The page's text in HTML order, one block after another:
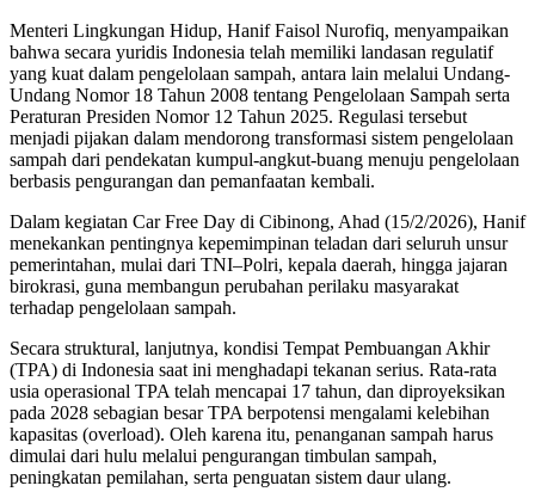
Menteri Lingkungan Hidup, Hanif Faisol Nurofiq, menyampaikan
bahwa secara yuridis Indonesia telah memiliki landasan regulatif
yang kuat dalam pengelolaan sampah, antara lain melalui Undang-
Undang Nomor 18 Tahun 2008 tentang Pengelolaan Sampah serta
Peraturan Presiden Nomor 12 Tahun 2025. Regulasi tersebut
menjadi pijakan dalam mendorong transformasi sistem pengelolaan
sampah dari pendekatan kumpul-angkut-buang menuju pengelolaan
berbasis pengurangan dan pemanfaatan kembali.
Dalam kegiatan Car Free Day di Cibinong, Ahad (15/2/2026), Hanif
menekankan pentingnya kepemimpinan teladan dari seluruh unsur
pemerintahan, mulai dari TNI–Polri, kepala daerah, hingga jajaran
birokrasi, guna membangun perubahan perilaku masyarakat
terhadap pengelolaan sampah.
Secara struktural, lanjutnya, kondisi Tempat Pembuangan Akhir
(TPA) di Indonesia saat ini menghadapi tekanan serius. Rata-rata
usia operasional TPA telah mencapai 17 tahun, dan diproyeksikan
pada 2028 sebagian besar TPA berpotensi mengalami kelebihan
kapasitas (overload). Oleh karena itu, penanganan sampah harus
dimulai dari hulu melalui pengurangan timbulan sampah,
peningkatan pemilahan, serta penguatan sistem daur ulang.